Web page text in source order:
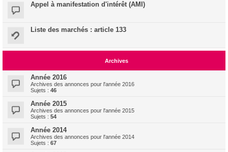
Appel à manifestation d'intérêt (AMI)
Liste des marchés : article 133
Archives
Année 2016
Archives des annonces pour l'année 2016
Sujets : 46
Année 2015
Archives des annonces pour l'année 2015
Sujets : 54
Année 2014
Archives des annonces pour l'année 2014
Sujets : 67